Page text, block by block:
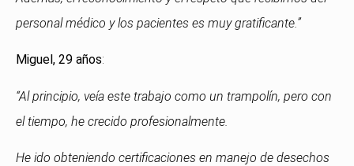
personal médico y los pacientes es muy gratificante.”
Miguel, 29 años:
“Al principio, veía este trabajo como un trampolín, pero con
el tiempo, he crecido profesionalmente.
He ido obteniendo certificaciones en manejo de desechos